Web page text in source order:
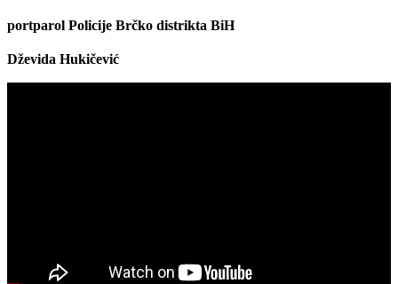
portparol Policije Brčko distrikta BiH
Dževida Hukičević